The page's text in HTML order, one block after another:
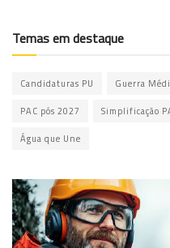
Temas em destaque
Candidaturas PU Guerra
PAC pós 2027 Simplificação
Água que Une